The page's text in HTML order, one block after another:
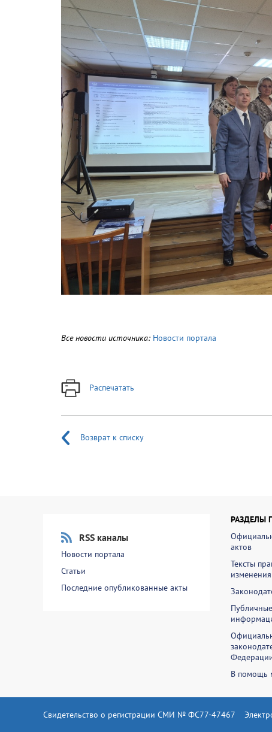
Все новости источника: Новости портала
Распечатать
Возврат к списку
RSS каналы
Новости портала
Статьи
Последние опубликованные акты
РАЗДЕЛЫ
актов
Тексты
В помощь
Свидетельство о регистрации СМИ № ФС77-47467